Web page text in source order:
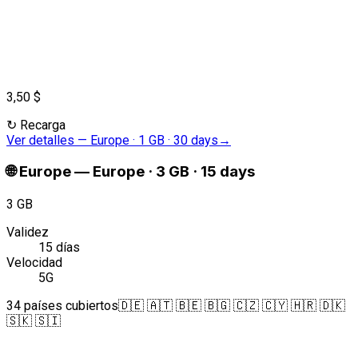
3,50 $
↻ Recarga
Ver detalles — Europe · 1 GB · 30 days →
🌐 Europe— Europe · 3 GB · 15 days
3 GB
Validez
15 días
Velocidad
5G
34 países cubiertos🇩🇪 🇦🇹 🇧🇪 🇧🇬 🇨🇿 🇨🇾 🇭🇷 🇩🇰
🇸🇰 🇸🇮